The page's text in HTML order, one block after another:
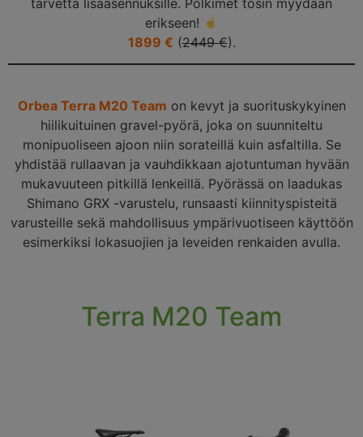
erikseen!
1899 € (2449 €).
Orbea Terra M20 Team on kevyt ja suorituskykyinen
hiilikuituinen gravel-pyörä, joka on suunniteltu
monipuoliseen ajoon niin sorateillä kuin asfaltilla. Se
yhdistää rullaavan ja vauhdikkaan ajotuntuman hyvään
mukavuuteen pitkillä lenkeillä. Pyörässä on laadukas
Shimano GRX -varustelu, runsaasti kiinnityspisteitä
varusteille sekä mahdollisuus ympärivuotiseen käyttöön
esimerkiksi lokasuojien ja leveiden renkaiden avulla.
Terra M20 Team